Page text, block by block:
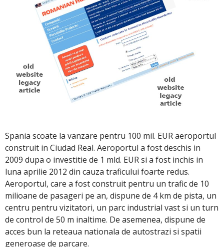
Spania scoate la vanzare pentru 100 mil. EUR aeroportul
construit in Ciudad Real. Aeroportul a fost deschis in
2009 dupa o investitie de 1 mld. EUR si a fost inchis in
luna aprilie 2012 din cauza traficului foarte redus.
Aeroportul, care a fost construit pentru un trafic de 10
milioane de pasageri pe an, dispune de 4 km de pista, un
centru pentru vizitatori, un parc industrial vast si un turn
de control de 50 m inaltime. De asemenea, dispune de
acces bun la reteaua nationala de autostrazi si spatii
generoase de parcare.